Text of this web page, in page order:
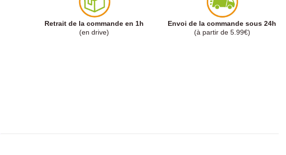
Retrait de la commande en 1h
(en drive)
Envoi de la commande sous 24h
(à partir de 5.99€)